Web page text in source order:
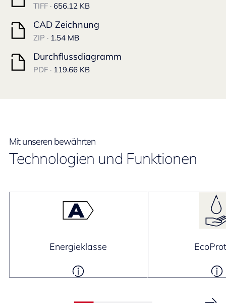
TIFF · 656.12 KB
CAD Zeichnung
ZIP · 1.54 MB
Durchflussdiagramm
PDF · 119.66 KB
Mit unseren bewährten
Technologien und Funktionen
Energieklasse